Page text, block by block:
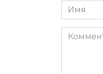
Имя
*